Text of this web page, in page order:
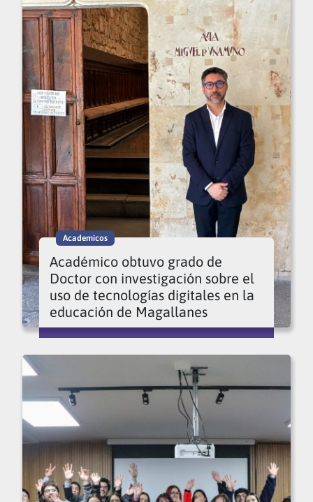
Academicos
Académico obtuvo grado de
Doctor con investigación sobre el
uso de tecnologías digitales en la
educación de Magallanes